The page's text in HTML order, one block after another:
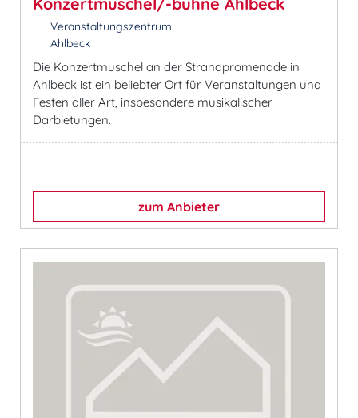
Veranstaltungszentrum
Ahlbeck
Die Konzertmuschel an der Strandpromenade in
Ahlbeck ist ein beliebter Ort für Veranstaltungen und
Festen aller Art, insbesondere musikalischer
Darbietungen.
zum Anbieter